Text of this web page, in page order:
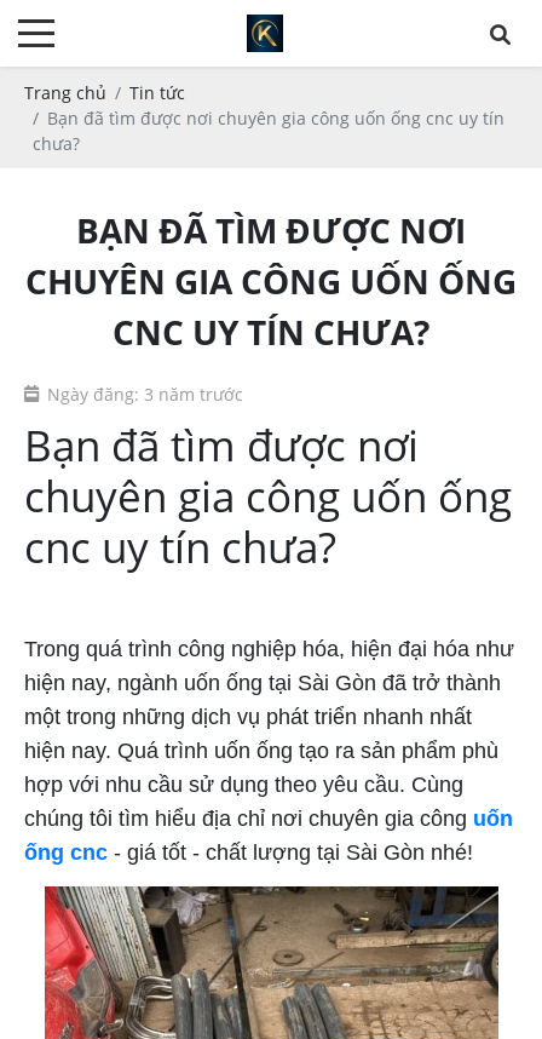
Trang chủ
Tin tức
Bạn đã tìm được nơi chuyên gia công uốn ống cnc uy tín
chưa?
BẠN ĐÃ TÌM ĐƯỢC NƠI
CHUYÊN GIA CÔNG UỐN ỐNG
CNC UY TÍN CHƯA?
Ngày đăng: 3 năm trước
Bạn đã tìm được nơi
chuyên gia công uốn ống
cnc uy tín chưa?
Trong quá trình công nghiệp hóa, hiện đại hóa như
hiện nay, ngành uốn ống tại Sài Gòn đã trở thành
một trong những dịch vụ phát triển nhanh nhất
hiện nay. Quá trình uốn ống tạo ra sản phẩm phù
hợp với nhu cầu sử dụng theo yêu cầu. Cùng
chúng tôi tìm hiểu địa chỉ nơi chuyên gia công uốn
ống cnc - giá tốt - chất lượng tại Sài Gòn nhé!